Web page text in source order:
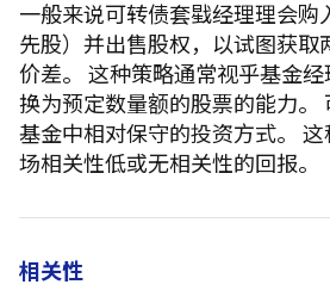
一般来说可转债套戥经理理会购
先股）并出售股权，以试图获取
价差。 这种策略通常视乎基金
换为预定数量额的股票的能力。
基金中相对保守的投资方式。
场相关性低或无相关性的回报。
相关性